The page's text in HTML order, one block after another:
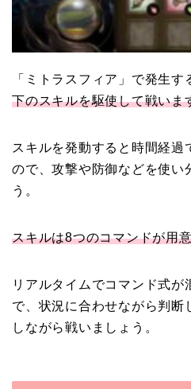
「ミトラスフィア」で発生す
下のスキルを駆使して戦いま
スキルを発動すると時間経過
ので、攻撃や防御などを使い
う。
スキルは8つのコマンドが用
リアルタイムでコマンド式が
で、状況に合わせながら判断
しながら戦いましょう。